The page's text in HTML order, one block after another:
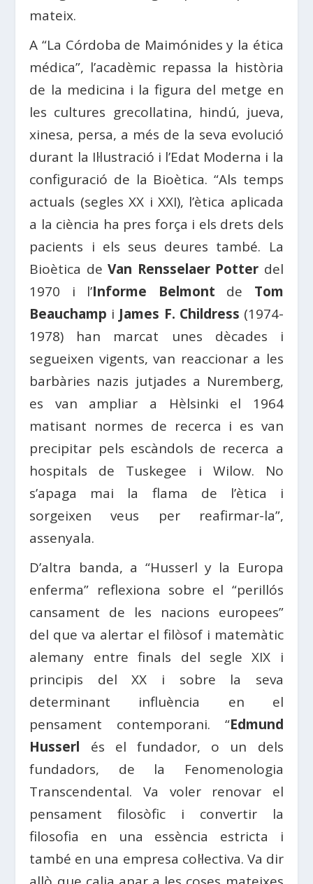
mateix.
A “La Córdoba de Maimónides y la ética
médica”, l’acadèmic repassa la història
de la medicina i la figura del metge en
les cultures grecollatina, hindú, jueva,
xinesa, persa, a més de la seva evolució
durant la Il·lustració i l’Edat Moderna i la
configuració de la Bioètica. “Als temps
actuals (segles XX i XXI), l’ètica aplicada
a la ciència ha pres força i els drets dels
pacients i els seus deures també. La
Bioètica de Van Rensselaer Potter del
1970 i l’Informe Belmont de Tom
Beauchamp i James F. Childress (1974-
1978) han marcat unes dècades i
segueixen vigents, van reaccionar a les
barbàries nazis jutjades a Nuremberg,
es van ampliar a Hèlsinki el 1964
matisant normes de recerca i es van
precipitar pels escàndols de recerca a
hospitals de Tuskegee i Wilow. No
s’apaga mai la flama de l’ètica i
sorgeixen veus per reafirmar-la”,
assenyala.
D’altra banda, a “Husserl y la Europa
enferma” reflexiona sobre el “perillós
cansament de les nacions europees”
del que va alertar el filòsof i matemàtic
alemany entre finals del segle XIX i
principis del XX i sobre la seva
determinant influència en el
pensament contemporani. “Edmund
Husserl és el fundador, o un dels
fundadors, de la Fenomenologia
Transcendental. Va voler renovar el
pensament filosòfic i convertir la
filosofia en una essència estricta i
també en una empresa col·lectiva. Va dir